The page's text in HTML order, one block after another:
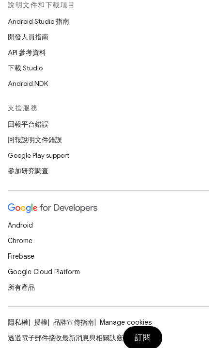
說明文件和下載項目
Android Studio 指南
開發人員指南
API 參考資料
下載 Studio
Android NDK
支援服務
回報平台錯誤
回報說明文件錯誤
Google Play support
參加研究調查
Android
Chrome
Firebase
Google Cloud Platform
所有產品
隱私權 授權 品牌宣傳指南
Manage cookies
透過電子郵件接收最新消息與相關訣竅
訂閱